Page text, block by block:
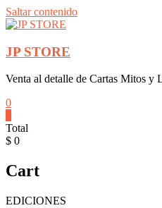
Saltar contenido
JP STORE
Venta al detalle de Cartas Mitos y
0
Total
$ 0
Cart
EDICIONES